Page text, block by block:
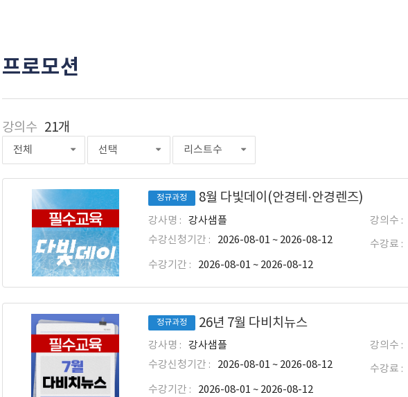
프로모션
강의수 21개
전체 선택 리스트수
정규과정 8월 다빛데이(안경테·안경렌즈)
강사명 : 강사샘플 강의수 :
수강신청기간 :
2026-08-01 ~ 2026-08-12 수강료 :
수강기간 : 2026-08-01 ~ 2026-08-12
정규과정 26년 7월 다비치뉴스
강사명 : 강사샘플 강의수 :
수강신청기간 :
2026-08-01 ~ 2026-08-12 수강료 :
수강기간 : 2026-08-01 ~ 2026-08-12